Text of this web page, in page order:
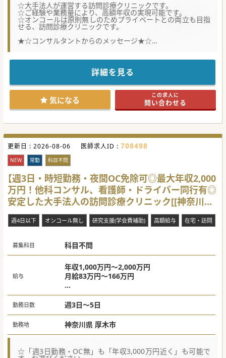
☆大手法人が運営する訪問診療クリニックです。
☆ご経験や業務量により、高額年収の実現可能です。
☆オンコールは原則無しのためプライベートとの両立も目指
せる、訪問診療クリニックです。
★☆コンサルタントからのメッセージ★☆
地域で複数クリニックを運営している、訪問診療クリニック
系列クリニックからのサポートがございます。
ご相談から承っておりますので、お気軽にお問い合わせくだ
#春入職可 #急募 #秋入職可
詳細を見る
気になる この求人に
問い合わせる
更新日 : 2026-08-06 医師求人ID : 708498
NEW 常勤 科目不問
【週3日・時短勤務・夜間OC免除可◎最大年収2,000
万円！他科コンサル、看護師・ドライバー同行有◎
安定した大手法人の訪問診療クリニック[[神奈川県
厚木市]
週4日以下 オンコール無し 研究支援(学会費補助) 高額給与 在宅・訪問
募集科目 科目不問
給与
年収1,000万円～2,000万円
月給83万円～166万円
※目安※
週3日1,000～1,200万円
週4日1,400～1,600万円
週5日1,800～2,000万円
勤務日数 週3日～5日
勤務地 神奈川県 厚木市
☆「週3日勤務・OC無」も「年収3,000万円近く」も可能で